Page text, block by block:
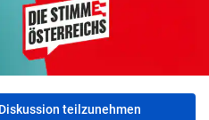
teilzunehmen